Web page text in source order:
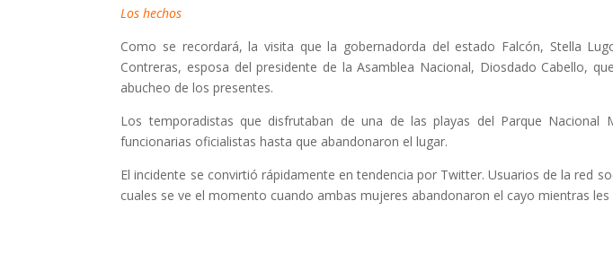
Los hechos
Como se recordará, la visita que la gobernadorda del estado Falcón, Stella
Contreras, esposa del presidente de la Asamblea Nacional, Diosdado Cabello,
abucheo de los presentes.
Los temporadistas que disfrutaban de una de las playas del Parque Nacional
funcionarias oficialistas hasta que abandonaron el lugar.
El incidente se convirtió rápidamente en tendencia por Twitter. Usuarios de la red
cuales se ve el momento cuando ambas mujeres abandonaron el cayo mientras les